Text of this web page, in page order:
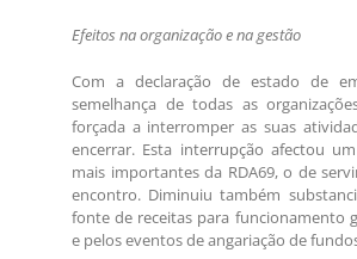
Efeitos na organização e na gestão
Com a declaração de estado de
semelhança de todas as
forçada a interromper as suas
encerrar. Esta interrupção afectou
mais importantes da RDA69, o de
encontro. Diminuiu também
fonte de receitas para funcionamento
e pelos eventos de angariação de